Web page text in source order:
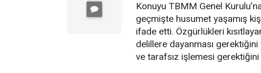
Konuyu TBMM Genel
geçmişte husumet yaşamış
ifade etti. Özgürlükleri
delillere dayanması gerektiğini
ve tarafsız işlemesi